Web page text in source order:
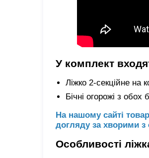
У комплект
Ліжко 2-секційне на
Бічні огорожі з обох
На нашому сайті
догляду за хворими
Особливості